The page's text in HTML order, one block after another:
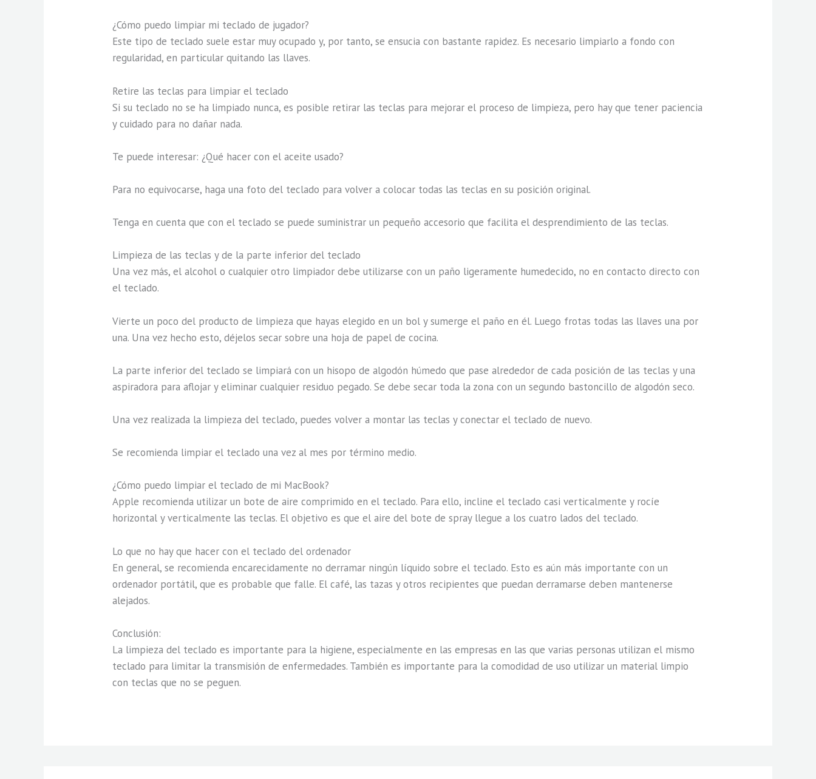
¿Cómo puedo limpiar mi teclado de jugador?
Este tipo de teclado suele estar muy ocupado y, por tanto, se ensucia con bastante rapidez. Es necesario limpiarlo a fondo con
regularidad, en particular quitando las llaves.
Retire las teclas para limpiar el teclado
Si su teclado no se ha limpiado nunca, es posible retirar las teclas para mejorar el proceso de limpieza, pero hay que tener paciencia
y cuidado para no dañar nada.
Te puede interesar: ¿Qué hacer con el aceite usado?
Para no equivocarse, haga una foto del teclado para volver a colocar todas las teclas en su posición original.
Tenga en cuenta que con el teclado se puede suministrar un pequeño accesorio que facilita el desprendimiento de las teclas.
Limpieza de las teclas y de la parte inferior del teclado
Una vez más, el alcohol o cualquier otro limpiador debe utilizarse con un paño ligeramente humedecido, no en contacto directo con
el teclado.
Vierte un poco del producto de limpieza que hayas elegido en un bol y sumerge el paño en él. Luego frotas todas las llaves una por
una. Una vez hecho esto, déjelos secar sobre una hoja de papel de cocina.
La parte inferior del teclado se limpiará con un hisopo de algodón húmedo que pase alrededor de cada posición de las teclas y una
aspiradora para aflojar y eliminar cualquier residuo pegado. Se debe secar toda la zona con un segundo bastoncillo de algodón seco.
Una vez realizada la limpieza del teclado, puedes volver a montar las teclas y conectar el teclado de nuevo.
Se recomienda limpiar el teclado una vez al mes por término medio.
¿Cómo puedo limpiar el teclado de mi MacBook?
Apple recomienda utilizar un bote de aire comprimido en el teclado. Para ello, incline el teclado casi verticalmente y rocíe
horizontal y verticalmente las teclas. El objetivo es que el aire del bote de spray llegue a los cuatro lados del teclado.
Lo que no hay que hacer con el teclado del ordenador
En general, se recomienda encarecidamente no derramar ningún líquido sobre el teclado. Esto es aún más importante con un
ordenador portátil, que es probable que falle. El café, las tazas y otros recipientes que puedan derramarse deben mantenerse
alejados.
Conclusión:
La limpieza del teclado es importante para la higiene, especialmente en las empresas en las que varias personas utilizan el mismo
teclado para limitar la transmisión de enfermedades. También es importante para la comodidad de uso utilizar un material limpio
con teclas que no se peguen.